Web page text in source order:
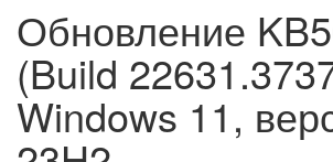
Обновление
(Build
Windows 11,